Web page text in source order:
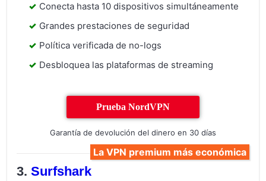
Conecta hasta 10 dispositivos simultáneamente
Grandes prestaciones de seguridad
Política verificada de no-logs
Desbloquea las plataformas de streaming
Prueba NordVPN
Garantía de devolución del dinero en 30 días
La VPN premium más económica
Surfshark